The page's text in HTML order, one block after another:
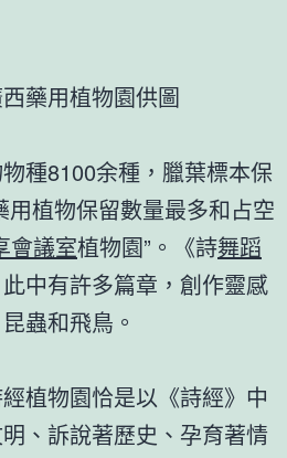
藥用植物園供圖
種8100余種，臘葉標本保
植物保留數量最多和占空
會議室植物園”。《詩舞蹈
中有許多篇章，創作靈感
蟲和飛鳥。
植物園恰是以《詩經》中
、訴說著歷史、孕育著情